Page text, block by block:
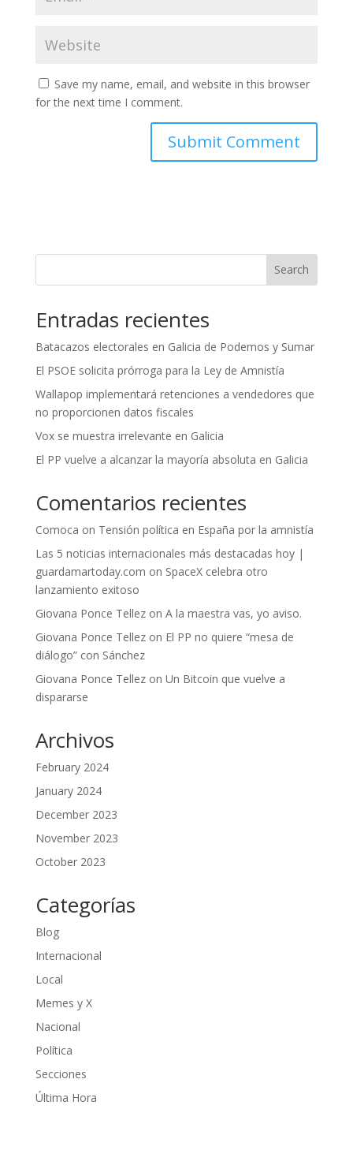
Save my name, email, and website in this browser
for the next time I comment.
Search
Entradas recientes
Batacazos electorales en Galicia de Podemos y Sumar
El PSOE solicita prórroga para la Ley de Amnistía
Wallapop implementará retenciones a vendedores que
no proporcionen datos fiscales
Vox se muestra irrelevante en Galicia
El PP vuelve a alcanzar la mayoría absoluta en Galicia
Comentarios recientes
Comoca on Tensión política en España por la amnistía
Las 5 noticias internacionales más destacadas hoy |
guardamartoday.com on SpaceX celebra otro
lanzamiento exitoso
Giovana Ponce Tellezon A la maestra vas, yo aviso.
Giovana Ponce Tellezon El PP no quiere “mesa de
diálogo” con Sánchez
Giovana Ponce Tellezon Un Bitcoin que vuelve a
dispararse
Archivos
February 2024
January 2024
December 2023
November 2023
October 2023
Categorías
Blog
Internacional
Local
Memes y X
Nacional
Política
Secciones
Última Hora